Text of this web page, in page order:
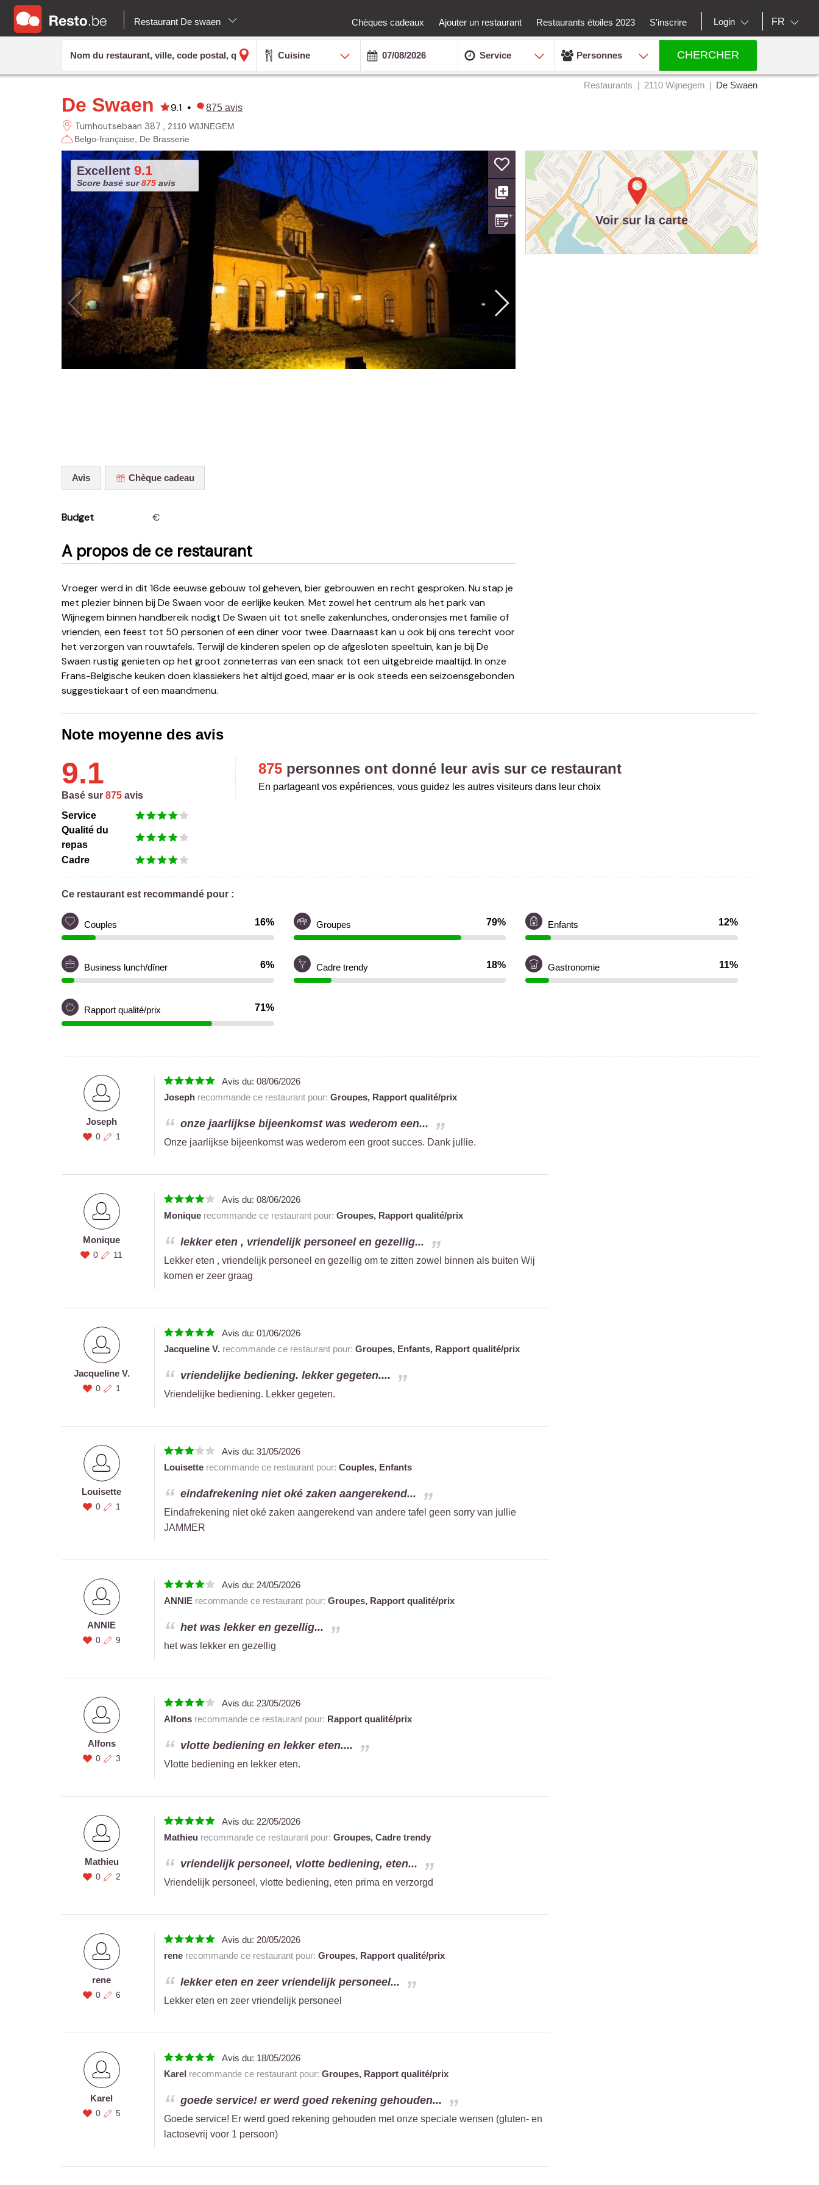
Restaurant De swaen Chèques cadeaux Ajouter un restaurant Restaurants étoiles 2023 S'inscrire Login FR
Cuisine Service Personnes CHERCHER
Restaurants 2110 Wijnegem De Swaen
De Swaen 9.1 • 875 avis
Turnhoutsebaan 387
2110 WIJNEGEM
Belgo-française
De Brasserie
Excellent 9.1
Score basé sur875 avis
Avis Chèque cadeau
Budget €
A propos de ce restaurant
Vroeger werd in dit 16de eeuwse gebouw tol geheven, bier gebrouwen en recht gesproken. Nu stap je
met plezier binnen bij De Swaen voor de eerlijke keuken. Met zowel het centrum als het park van
Wijnegem binnen handbereik nodigt De Swaen uit tot snelle zakenlunches, onderonsjes met familie of
vrienden, een feest tot 50 personen of een diner voor twee. Daarnaast kan u ook bij ons terecht voor
het verzorgen van rouwtafels. Terwijl de kinderen spelen op de afgesloten speeltuin, kan je bij De
Swaen rustig genieten op het groot zonneterras van een snack tot een uitgebreide maaltijd. In onze
Frans-Belgische keuken doen klassiekers het altijd goed, maar er is ook steeds een seizoensgebonden
suggestiekaart of een maandmenu.
Voir sur la carte
Note moyenne des avis
9.1
Basé sur 875 avis
Service
Qualité du
repas
Cadre
875 personnes ont donné leur avis sur ce restaurant
En partageant vos expériences, vous guidez les autres visiteurs dans leur choix
Ce restaurant est recommandé pour :
Couples 16% Groupes 79% Enfants 12%
Business lunch/dîner 6% Cadre trendy 18% Gastronomie 11%
Rapport qualité/prix 71%
Joseph
0 1
Avis du: 08/06/2026
Josephrecommande ce restaurant pour: Groupes, Rapport qualité/prix
onze jaarlijkse bijeenkomst was wederom een...
Onze jaarlijkse bijeenkomst was wederom een groot succes. Dank jullie.
Monique
0 11
Avis du: 08/06/2026
Moniquerecommande ce restaurant pour: Groupes, Rapport qualité/prix
lekker eten , vriendelijk personeel en gezellig...
Lekker eten , vriendelijk personeel en gezellig om te zitten zowel binnen als buiten Wij
komen er zeer graag
Jacqueline V.
0 1
Avis du: 01/06/2026
Jacqueline V.recommande ce restaurant pour: Groupes, Enfants, Rapport qualité/prix
vriendelijke bediening. lekker gegeten....
Vriendelijke bediening. Lekker gegeten.
Louisette
0 1
Avis du: 31/05/2026
Louisetterecommande ce restaurant pour: Couples, Enfants
eindafrekening niet oké zaken aangerekend...
Eindafrekening niet oké zaken aangerekend van andere tafel geen sorry van jullie
JAMMER
ANNIE
0 9
Avis du: 24/05/2026
ANNIErecommande ce restaurant pour: Groupes, Rapport qualité/prix
het was lekker en gezellig...
het was lekker en gezellig
Alfons
0 3
Avis du: 23/05/2026
Alfonsrecommande ce restaurant pour: Rapport qualité/prix
vlotte bediening en lekker eten....
Vlotte bediening en lekker eten.
Mathieu
0 2
Avis du: 22/05/2026
Mathieu recommande ce restaurant pour: Groupes, Cadre trendy
vriendelijk personeel, vlotte bediening, eten...
Vriendelijk personeel, vlotte bediening, eten prima en verzorgd
rene
0 6
Avis du: 20/05/2026
renerecommande ce restaurant pour: Groupes, Rapport qualité/prix
lekker eten en zeer vriendelijk personeel...
Lekker eten en zeer vriendelijk personeel
Karel
0 5
Avis du: 18/05/2026
Karel recommande ce restaurant pour: Groupes, Rapport qualité/prix
goede service! er werd goed rekening gehouden...
Goede service! Er werd goed rekening gehouden met onze speciale wensen (gluten- en
lactosevrij voor 1 persoon)